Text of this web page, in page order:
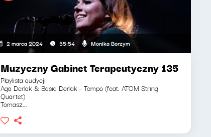
2 marca 2024 55:54 Monika Borzym
Muzyczny Gabinet Terapeutyczny 135
Playlista audycji:
Aga Derlak & Basia Derlak - Tempo (feat. ATOM String
Quartet)
Tomasz...